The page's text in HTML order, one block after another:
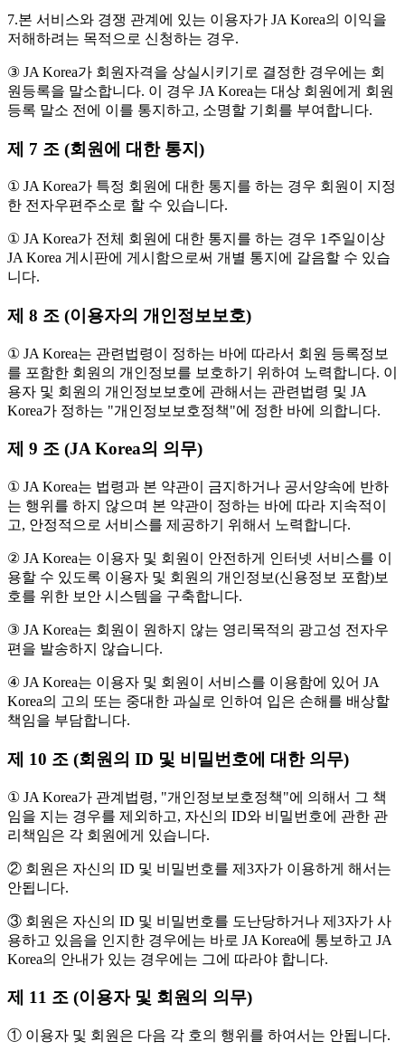
7.본 서비스와 경쟁 관계에 있는 이용자가 JA Korea의 이익을
저해하려는 목적으로 신청하는 경우.
③ JA Korea가 회원자격을 상실시키기로 결정한 경우에는 회
원등록을 말소합니다. 이 경우 JA Korea는 대상 회원에게 회원
등록 말소 전에 이를 통지하고, 소명할 기회를 부여합니다.
제 7 조 (회원에 대한 통지)
① JA Korea가 특정 회원에 대한 통지를 하는 경우 회원이 지정
한 전자우편주소로 할 수 있습니다.
① JA Korea가 전체 회원에 대한 통지를 하는 경우 1주일이상
JA Korea 게시판에 게시함으로써 개별 통지에 갈음할 수 있습
니다.
제 8 조 (이용자의 개인정보보호)
① JA Korea는 관련법령이 정하는 바에 따라서 회원 등록정보
를 포함한 회원의 개인정보를 보호하기 위하여 노력합니다. 이
용자 및 회원의 개인정보보호에 관해서는 관련법령 및 JA
Korea가 정하는 "개인정보보호정책"에 정한 바에 의합니다.
제 9 조 (JA Korea의 의무)
① JA Korea는 법령과 본 약관이 금지하거나 공서양속에 반하
는 행위를 하지 않으며 본 약관이 정하는 바에 따라 지속적이
고, 안정적으로 서비스를 제공하기 위해서 노력합니다.
② JA Korea는 이용자 및 회원이 안전하게 인터넷 서비스를 이
용할 수 있도록 이용자 및 회원의 개인정보(신용정보 포함)보
호를 위한 보안 시스템을 구축합니다.
③ JA Korea는 회원이 원하지 않는 영리목적의 광고성 전자우
편을 발송하지 않습니다.
④ JA Korea는 이용자 및 회원이 서비스를 이용함에 있어 JA
Korea의 고의 또는 중대한 과실로 인하여 입은 손해를 배상할
책임을 부담합니다.
제 10 조 (회원의 ID 및 비밀번호에 대한 의무)
① JA Korea가 관계법령, "개인정보보호정책"에 의해서 그 책
임을 지는 경우를 제외하고, 자신의 ID와 비밀번호에 관한 관
리책임은 각 회원에게 있습니다.
② 회원은 자신의 ID 및 비밀번호를 제3자가 이용하게 해서는
안됩니다.
③ 회원은 자신의 ID 및 비밀번호를 도난당하거나 제3자가 사
용하고 있음을 인지한 경우에는 바로 JA Korea에 통보하고 JA
Korea의 안내가 있는 경우에는 그에 따라야 합니다.
제 11 조 (이용자 및 회원의 의무)
① 이용자 및 회원은 다음 각 호의 행위를 하여서는 안됩니다.